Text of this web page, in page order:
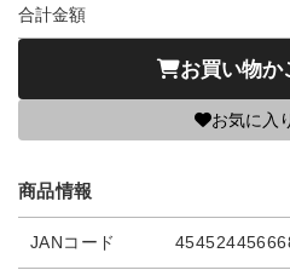
合計金額
お買い物か
お気に入
商品情報
JANコード